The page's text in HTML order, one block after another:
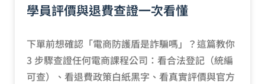
學員評價與退費查證一次看懂
下單前想確認「電商防護盾是詐騙嗎」？這篇教你
3 步驟查證任何電商課程公司：看合法登記（統編
可查）、看退費政策白紙黑字、看真實評價與官方